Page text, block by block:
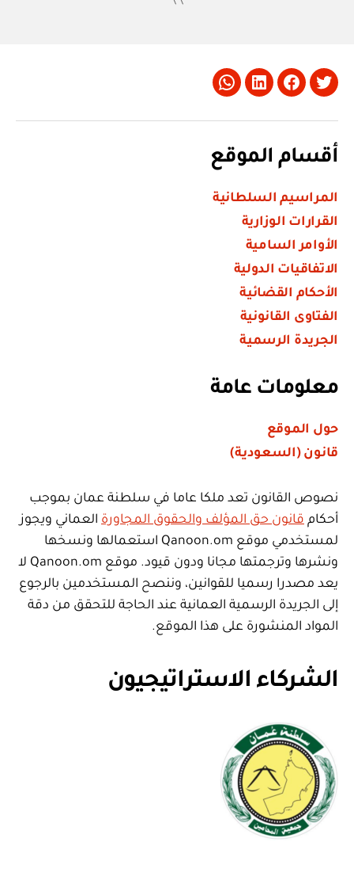
Twitter
Facebook
LinkedIn
Whatsapp
أقسام الموقع
المراسيم السلطانية
القرارات الوزارية
الأوامر السامية
الاتفاقيات الدولية
الأحكام القضائية
الفتاوى القانونية
الجريدة الرسمية
معلومات عامة
حول الموقع
قانون (السعودية)
نصوص القانون تعد ملكا عاما في سلطنة عمان بموجب
أحكام قانون حق المؤلف والحقوق المجاورة العماني ويجوز
لمستخدمي موقع Qanoon.om استعمالها ونسخها
ونشرها وترجمتها مجانا ودون قيود. موقع Qanoon.om لا
يعد مصدرا رسميا للقوانين، وننصح المستخدمين بالرجوع
إلى الجريدة الرسمية العمانية عند الحاجة للتحقق من دقة
المواد المنشورة على هذا الموقع.
الشركاء الاستراتيجيون